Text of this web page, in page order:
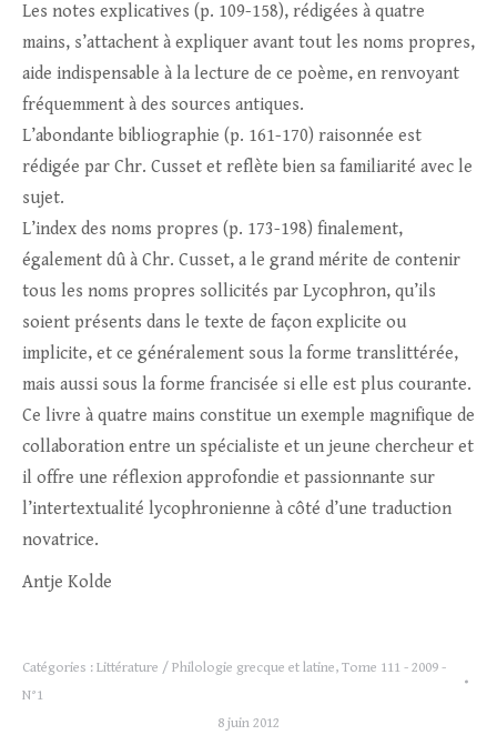
Les notes explicatives (p. 109-158), rédigées à quatre
mains, s’attachent à expliquer avant tout les noms propres,
aide indispensable à la lecture de ce poème, en renvoyant
fréquemment à des sources antiques.
L’abondante bibliographie (p. 161-170) raisonnée est
rédigée par Chr. Cusset et reflète bien sa familiarité avec le
sujet.
L’index des noms propres (p. 173-198) finalement,
également dû à Chr. Cusset, a le grand mérite de contenir
tous les noms propres sollicités par Lycophron, qu’ils
soient présents dans le texte de façon explicite ou
implicite, et ce généralement sous la forme translittérée,
mais aussi sous la forme francisée si elle est plus courante.
Ce livre à quatre mains constitue un exemple magnifique de
collaboration entre un spécialiste et un jeune chercheur et
il offre une réflexion approfondie et passionnante sur
l’intertextualité lycophronienne à côté d’une traduction
novatrice.
Antje Kolde
Catégories : Littérature / Philologie grecque et latine, Tome 111 - 2009 -
N°1
8 juin 2012